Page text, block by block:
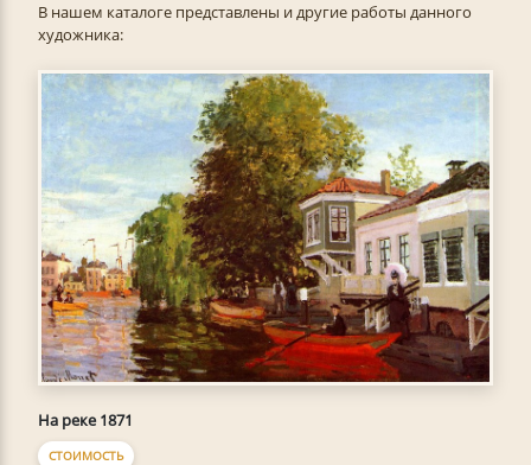
В нашем каталоге представлены и другие работы данного
художника:
На реке 1871
СТОИМОСТЬ